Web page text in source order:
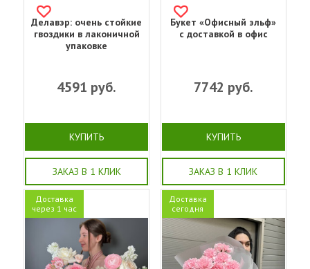
Делавэр: очень стойкие
гвоздики в лаконичной
упаковке
4591 руб.
КУПИТЬ
ЗАКАЗ В 1 КЛИК
Букет «Офисный эльф»
с доставкой в офис
7742 руб.
КУПИТЬ
ЗАКАЗ В 1 КЛИК
Доставка
через 1 час
Доставка
сегодня